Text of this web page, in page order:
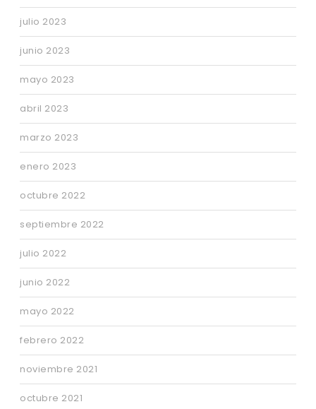
julio 2023
junio 2023
mayo 2023
abril 2023
marzo 2023
enero 2023
octubre 2022
septiembre 2022
julio 2022
junio 2022
mayo 2022
febrero 2022
noviembre 2021
octubre 2021